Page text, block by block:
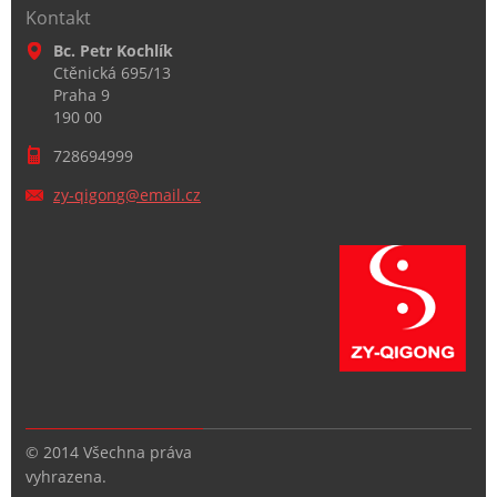
Kontakt
Bc. Petr Kochlík
Ctěnická 695/13
Praha 9
190 00
728694999
zy-qigong@email.cz
© 2014 Všechna práva
vyhrazena.